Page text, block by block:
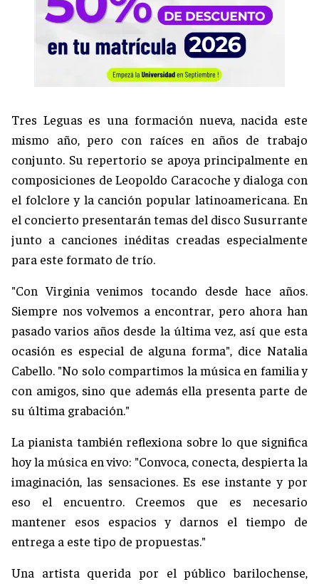
Tres Leguas es una formación nueva, nacida este
mismo año, pero con raíces en años de trabajo
conjunto. Su repertorio se apoya principalmente en
composiciones de Leopoldo Caracoche y dialoga con
el folclore y la canción popular latinoamericana. En
el concierto presentarán temas del disco Susurrante
junto a canciones inéditas creadas especialmente
para este formato de trío.
"Con Virginia venimos tocando desde hace años.
Siempre nos volvemos a encontrar, pero ahora han
pasado varios años desde la última vez, así que esta
ocasión es especial de alguna forma", dice Natalia
Cabello. "No solo compartimos la música en familia y
con amigos, sino que además ella presenta parte de
su última grabación."
La pianista también reflexiona sobre lo que significa
hoy la música en vivo: "Convoca, conecta, despierta la
imaginación, las sensaciones. Es ese instante y por
eso el encuentro. Creemos que es necesario
mantener esos espacios y darnos el tiempo de
entrega a este tipo de propuestas."
Una artista querida por el público barilochense,